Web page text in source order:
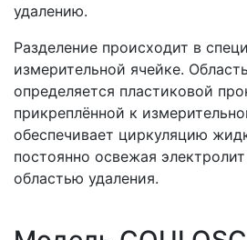
удалению.
Разделение происходит в
измерительной ячейке.
определяется пластиковой
прикреплённой к
обеспечивает циркуляцию
постоянно освежая
областью удаления.